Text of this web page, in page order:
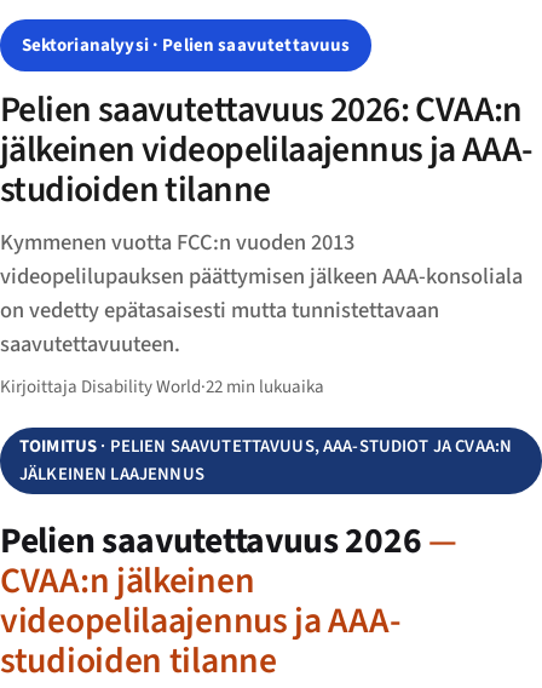
Sektorianalyysi · Pelien saavutettavuus
Pelien saavutettavuus 2026: CVAA:n
jälkeinen videopelilaajennus ja AAA-
studioiden tilanne
Kymmenen vuotta FCC:n vuoden 2013
videopelilupauksen päättymisen jälkeen AAA-konsoliala
on vedetty epätasaisesti mutta tunnistettavaan
saavutettavuuteen.
Kirjoittaja Disability World·22 min lukuaika
TOIMITUS· PELIEN SAAVUTETTAVUUS, AAA-STUDIOT JA CVAA:N
JÄLKEINEN LAAJENNUS
Pelien saavutettavuus 2026—
CVAA:n jälkeinen
videopelilaajennus ja AAA-
studioiden tilanne